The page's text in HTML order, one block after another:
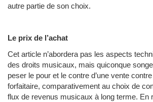
autre partie de son choix.
Le prix de l’achat
Cet article n’abordera pas les aspects
des droits musicaux, mais quiconque
peser le pour et le contre d’une vente
forfaitaire, comparativement au choix de
flux de revenus musicaux à long terme. En